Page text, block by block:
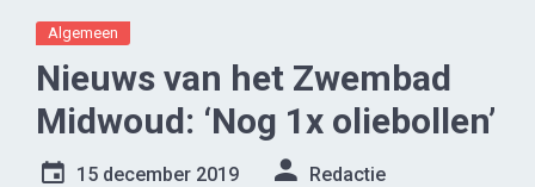
Algemeen
Nieuws van het Zwembad
Midwoud: ‘Nog 1x oliebollen’
15 december 2019 Redactie